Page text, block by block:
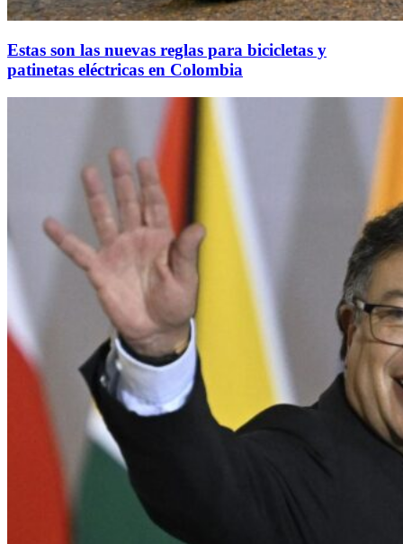
Estas son las nuevas reglas para bicicletas y
patinetas eléctricas en Colombia